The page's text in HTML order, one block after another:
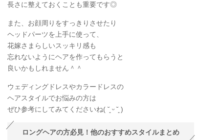
長さに整えておくことも重要です◎
また、お顔周りをすっきりさせたり
ヘッドパーツを上手に使って、
花嫁さまらしいスッキリ感も
忘れないようにヘアを作ってもらうと
良いかもしれません＾＾
ウェディングドレスやカラードレスの
ヘアスタイルでお悩みの方は
ぜひ参考にしてみてくださいね( ˘͈ ᵕ ˘͈ )
ロングヘアの方必見！他のおすすめスタイルまとめ